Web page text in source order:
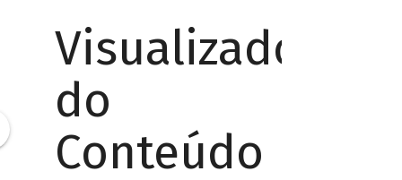
Visualizador
do
Conteúdo